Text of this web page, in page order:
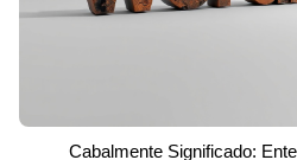
Cabalmente Significado: